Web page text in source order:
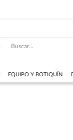
EQUIPO Y BOTIQUÍN